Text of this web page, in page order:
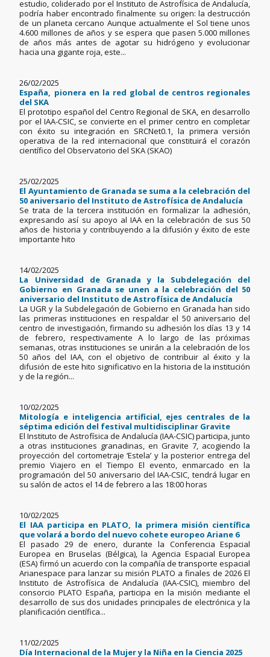
estudio, coliderado por el Instituto de Astrofísica de Andalucía,
podría haber encontrado finalmente su origen: la destrucción
de un planeta cercano Aunque actualmente el Sol tiene unos
4.600 millones de años y se espera que pasen 5.000 millones
de años más antes de agotar su hidrógeno y evolucionar
hacia una gigante roja, este...
26/02/2025
España, pionera en la red global de centros regionales
del SKA
El prototipo español del Centro Regional de SKA, en desarrollo
por el IAA-CSIC, se convierte en el primer centro en completar
con éxito su integración en SRCNet0.1, la primera versión
operativa de la red internacional que constituirá el corazón
científico del Observatorio del SKA (SKAO)
25/02/2025
El Ayuntamiento de Granada se suma a la celebración del
50 aniversario del Instituto de Astrofísica de Andalucía
Se trata de la tercera institución en formalizar la adhesión,
expresando así su apoyo al IAA en la celebración de sus 50
años de historia y contribuyendo a la difusión y éxito de este
importante hito
14/02/2025
La Universidad de Granada y la Subdelegación del
Gobierno en Granada se unen a la celebración del 50
aniversario del Instituto de Astrofísica de Andalucía
La UGR y la Subdelegación de Gobierno en Granada han sido
las primeras instituciones en respaldar el 50 aniversario del
centro de investigación, firmando su adhesión los días 13 y 14
de febrero, respectivamente A lo largo de las próximas
semanas, otras instituciones se unirán a la celebración de los
50 años del IAA, con el objetivo de contribuir al éxito y la
difusión de este hito significativo en la historia de la institución
y de la región...
10/02/2025
Mitología e inteligencia artificial, ejes centrales de la
séptima edición del festival multidisciplinar Gravite
El Instituto de Astrofísica de Andalucía (IAA-CSIC) participa, junto
a otras instituciones granadinas, en Gravite 7, acogiendo la
proyección del cortometraje ‘Estela’ y la posterior entrega del
premio Viajero en el Tiempo El evento, enmarcado en la
programación del 50 aniversario del IAA-CSIC, tendrá lugar en
su salón de actos el 14 de febrero a las 18:00 horas
10/02/2025
El IAA participa en PLATO, la primera misión científica
que volará a bordo del nuevo cohete europeo Ariane 6
El pasado 29 de enero, durante la Conferencia Espacial
Europea en Bruselas (Bélgica), la Agencia Espacial Europea
(ESA) firmó un acuerdo con la compañía de transporte espacial
Arianespace para lanzar su misión PLATO a finales de 2026 El
Instituto de Astrofísica de Andalucía (IAA-CSIC), miembro del
consorcio PLATO España, participa en la misión mediante el
desarrollo de sus dos unidades principales de electrónica y la
planificación científica...
11/02/2025
Día Internacional de la Mujer y la Niña en la Ciencia 2025